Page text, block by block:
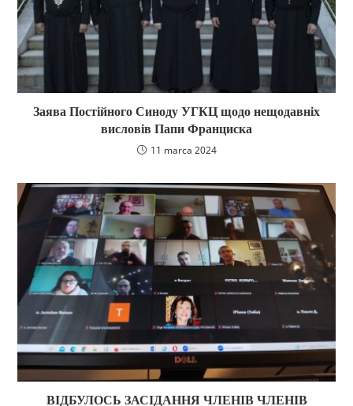
Заява Постійного Синоду УГКЦ щодо нещодавніх
висловів Папи Франциска
11 marca 2024
ВІДБУЛОСЬ ЗАСІДАННЯ ЧЛЕНІВ ЧЛЕНІВ